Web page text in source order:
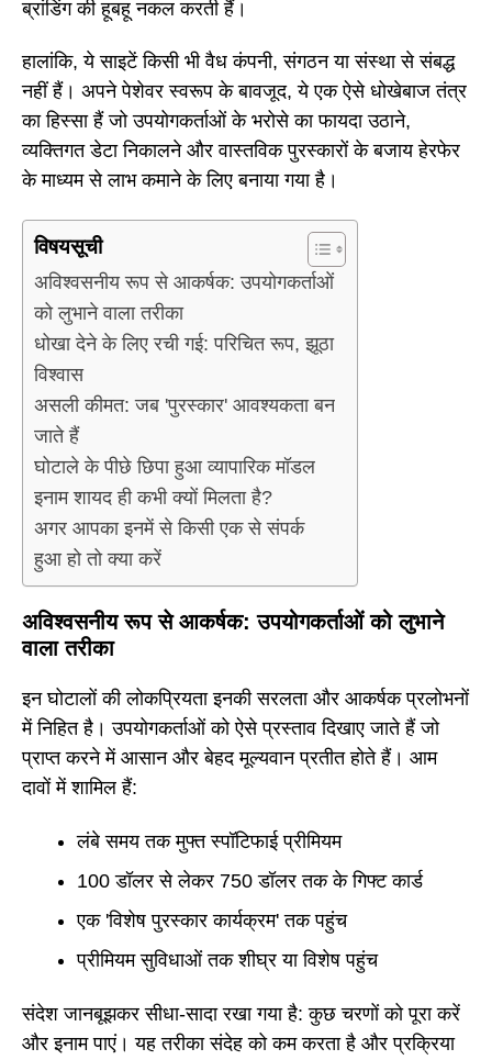
ब्रांडिंग की हूबहू नकल करती हैं।
हालांकि, ये साइटें किसी भी वैध कंपनी, संगठन या संस्था से संबद्ध
नहीं हैं। अपने पेशेवर स्वरूप के बावजूद, ये एक ऐसे धोखेबाज तंत्र
का हिस्सा हैं जो उपयोगकर्ताओं के भरोसे का फायदा उठाने,
व्यक्तिगत डेटा निकालने और वास्तविक पुरस्कारों के बजाय हेरफेर
के माध्यम से लाभ कमाने के लिए बनाया गया है।
विषयसूची
अविश्वसनीय रूप से आकर्षक: उपयोगकर्ताओं
को लुभाने वाला तरीका
धोखा देने के लिए रची गई: परिचित रूप, झूठा
विश्वास
असली कीमत: जब 'पुरस्कार' आवश्यकता बन
जाते हैं
घोटाले के पीछे छिपा हुआ व्यापारिक मॉडल
इनाम शायद ही कभी क्यों मिलता है?
अगर आपका इनमें से किसी एक से संपर्क
हुआ हो तो क्या करें
अविश्वसनीय रूप से आकर्षक: उपयोगकर्ताओं को लुभाने
वाला तरीका
इन घोटालों की लोकप्रियता इनकी सरलता और आकर्षक प्रलोभनों
में निहित है। उपयोगकर्ताओं को ऐसे प्रस्ताव दिखाए जाते हैं जो
प्राप्त करने में आसान और बेहद मूल्यवान प्रतीत होते हैं। आम
दावों में शामिल हैं:
लंबे समय तक मुफ्त स्पॉटिफाई प्रीमियम
100 डॉलर से लेकर 750 डॉलर तक के गिफ्ट कार्ड
एक 'विशेष पुरस्कार कार्यक्रम' तक पहुंच
प्रीमियम सुविधाओं तक शीघ्र या विशेष पहुंच
संदेश जानबूझकर सीधा-सादा रखा गया है: कुछ चरणों को पूरा करें
और इनाम पाएं। यह तरीका संदेह को कम करता है और प्रक्रिया